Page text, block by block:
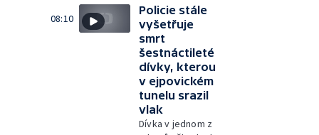
08:10
Policie stále
vyšetřuje
smrt
šestnáctileté
dívky, kterou
v ejpovickém
tunelu srazil
vlak
Dívka v jednom z